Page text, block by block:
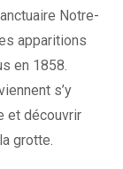
Notre-
apparitions
en 1858.
s’y
et découvrir
grotte.